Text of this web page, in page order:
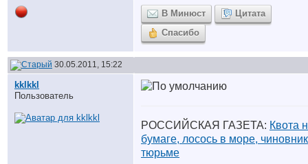
В Минюст
Цитата
Спасибо
30.05.2011, 15:22
kklkkl
Пользователь
РОССИЙСКАЯ ГАЗЕТА: Квота
бумаге, лосось в море,
тюрьме